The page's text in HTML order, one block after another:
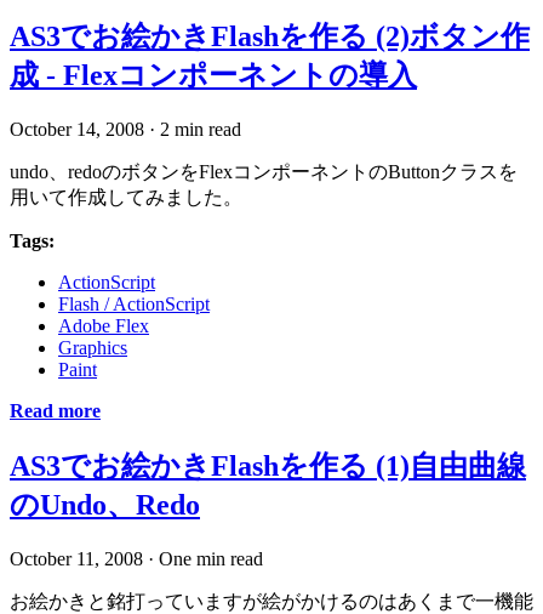
AS3でお絵かきFlashを作る (2)ボタン作
成 - Flexコンポーネントの導入
October 14, 2008 · 2 min read
undo、redoのボタンをFlexコンポーネントのButtonクラスを
用いて作成してみました。
Tags:
ActionScript
Flash / ActionScript
Adobe Flex
Graphics
Paint
Read more
AS3でお絵かきFlashを作る (1)自由曲線
のUndo、Redo
October 11, 2008 · One min read
お絵かきと銘打っていますが絵がかけるのはあくまで一機能